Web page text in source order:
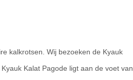
kalkrotsen. Wij bezoeken de Kyauk
Kalat Pagode ligt aan de voet van